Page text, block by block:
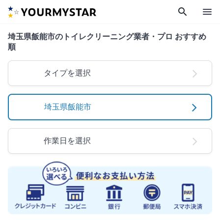
search menu
埼玉県飯能市のトイレクリーニング業者・プロ おすすめ
順
タイプを選択
埼玉県飯能市
作業日を選択